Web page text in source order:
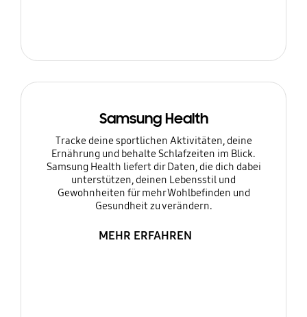
Samsung Health
Tracke deine sportlichen Aktivitäten, deine
Ernährung und behalte Schlafzeiten im Blick.
Samsung Health liefert dir Daten, die dich dabei
unterstützen, deinen Lebensstil und
Gewohnheiten für mehr Wohlbefinden und
Gesundheit zu verändern.
MEHR ERFAHREN